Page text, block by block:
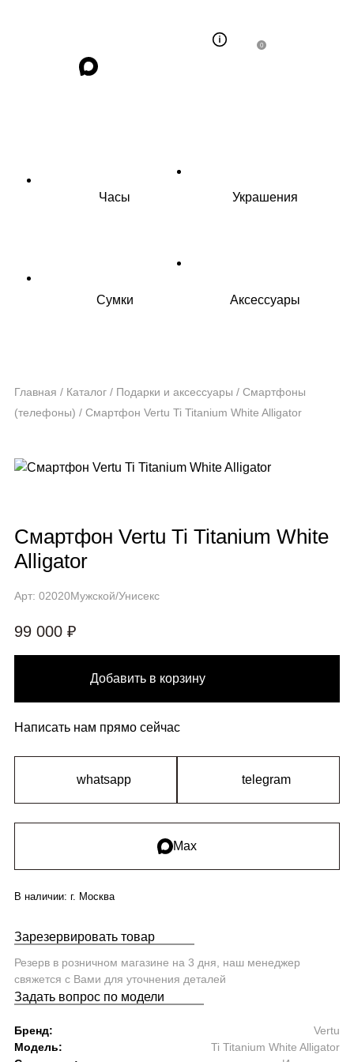
0
Часы Украшения
Сумки Аксессуары
Главная / Каталог / Подарки и аксессуары / Смартфоны
(телефоны) / Смартфон Vertu Ti Titanium White Alligator
Смартфон Vertu Ti Titanium White
Alligator
Арт: 02020Мужской/Унисекс
99 000 ₽
Добавить в корзину
Написать нам прямо сейчас
whatsapp telegram
Max
В наличии: г. Москва
Зарезервировать товар
Резерв в розничном магазине на 3 дня, наш менеджер
свяжется с Вами для уточнения деталей
Задать вопрос по модели
Бренд:
Vertu
Модель:
Ti Titanium White Alligator